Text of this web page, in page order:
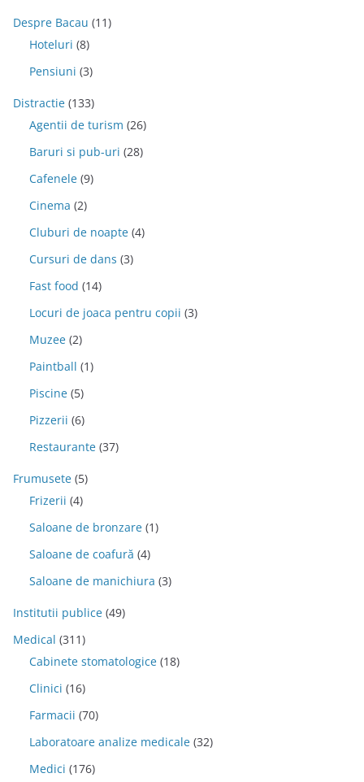
Despre Bacau (11)
Hoteluri (8)
Pensiuni (3)
Distractie (133)
Agentii de turism (26)
Baruri si pub-uri (28)
Cafenele (9)
Cinema (2)
Cluburi de noapte (4)
Cursuri de dans (3)
Fast food (14)
Locuri de joaca pentru copii (3)
Muzee (2)
Paintball (1)
Piscine (5)
Pizzerii (6)
Restaurante (37)
Frumusete (5)
Frizerii (4)
Saloane de bronzare (1)
Saloane de coafură (4)
Saloane de manichiura (3)
Institutii publice (49)
Medical (311)
Cabinete stomatologice (18)
Clinici (16)
Farmacii (70)
Laboratoare analize medicale (32)
Medici (176)